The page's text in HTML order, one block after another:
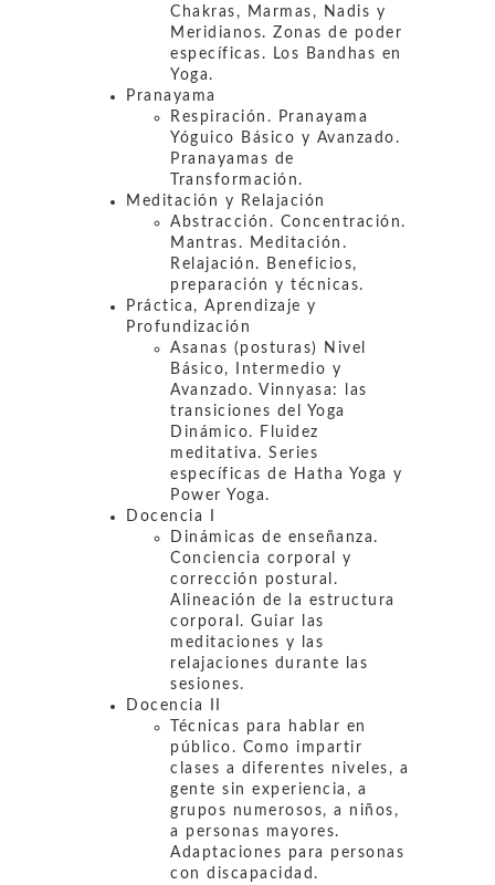
Chakras, Marmas, Nadis y
Meridianos. Zonas de poder
específicas. Los Bandhas en
Yoga.
Pranayama
Respiración. Pranayama
Yóguico Básico y Avanzado.
Pranayamas de
Transformación.
Meditación y Relajación
Abstracción. Concentración.
Mantras. Meditación.
Relajación. Beneficios,
preparación y técnicas.
Práctica, Aprendizaje y
Profundización
Asanas (posturas) Nivel
Básico, Intermedio y
Avanzado. Vinnyasa: las
transiciones del Yoga
Dinámico. Fluidez
meditativa. Series
específicas de Hatha Yoga y
Power Yoga.
Docencia I
Dinámicas de enseñanza.
Conciencia corporal y
corrección postural.
Alineación de la estructura
corporal. Guiar las
meditaciones y las
relajaciones durante las
sesiones.
Docencia II
Técnicas para hablar en
público. Como impartir
clases a diferentes niveles, a
gente sin experiencia, a
grupos numerosos, a niños,
a personas mayores.
Adaptaciones para personas
con discapacidad.